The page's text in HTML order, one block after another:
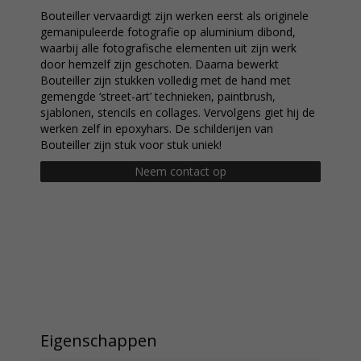
Bouteiller vervaardigt zijn werken eerst als originele
gemanipuleerde fotografie op aluminium dibond,
waarbij alle fotografische elementen uit zijn werk
door hemzelf zijn geschoten. Daarna bewerkt
Bouteiller zijn stukken volledig met de hand met
gemengde ‘street-art’ technieken, paintbrush,
sjablonen, stencils en collages. Vervolgens giet hij de
werken zelf in epoxyhars. De schilderijen van
Bouteiller zijn stuk voor stuk uniek!
Neem contact op
Eigenschappen